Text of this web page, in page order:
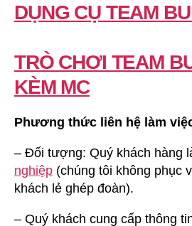
DỤNG CỤ TEAM
TRÒ CHƠI TEAM
KÈM MC
Phương thức liên hệ làm
– Đối tượng: Quý khách hàng
nghiệp (chúng tôi không phục
khách lẻ ghép đoàn).
– Quý khách cung cấp thông